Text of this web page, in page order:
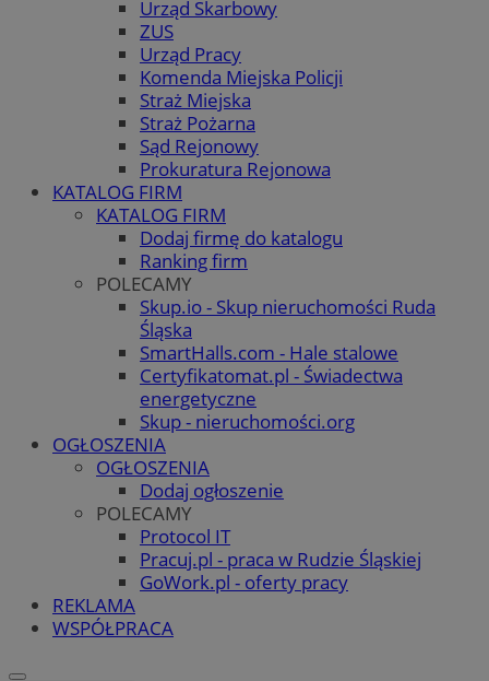
Urząd Skarbowy
ZUS
Urząd Pracy
Komenda Miejska Policji
Straż Miejska
Straż Pożarna
Sąd Rejonowy
Prokuratura Rejonowa
KATALOG FIRM
KATALOG FIRM
Dodaj firmę do katalogu
Ranking firm
POLECAMY
Skup.io - Skup nieruchomości Ruda
Śląska
SmartHalls.com - Hale stalowe
Certyfikatomat.pl - Świadectwa
energetyczne
Skup - nieruchomości.org
OGŁOSZENIA
OGŁOSZENIA
Dodaj ogłoszenie
POLECAMY
Protocol IT
Pracuj.pl - praca w Rudzie Śląskiej
GoWork.pl - oferty pracy
REKLAMA
WSPÓŁPRACA